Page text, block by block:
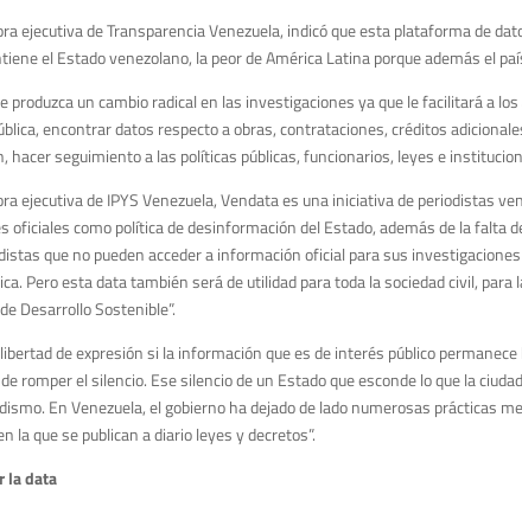
ejecutiva de Transparencia Venezuela, indicó que esta plataforma de
el Estado venezolano, la peor de América Latina porque además el
produzca un cambio radical en las investigaciones ya que le facilitará a
encontrar datos respecto a obras, contrataciones, créditos
hacer seguimiento a las políticas públicas, funcionarios, leyes e
ejecutiva de IPYS Venezuela, Vendata es una iniciativa de periodistas
como política de desinformación del Estado, además de la falta
que no pueden acceder a información oficial para sus
Pero esta data también será de utilidad para toda la sociedad civil,
Desarrollo Sostenible”.
de expresión si la información que es de interés público
romper el silencio. Ese silencio de un Estado que esconde lo que la
En Venezuela, el gobierno ha dejado de lado numerosas prácticas
la que se publican a diario leyes y decretos”.
la data